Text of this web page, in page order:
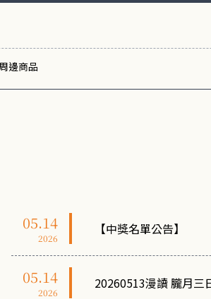
邊商品
05.14
2026
【中獎名單公告】
05.14
2026
20260513漫讀 朧月三